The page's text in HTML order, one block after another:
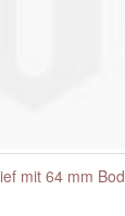
mit 64 mm